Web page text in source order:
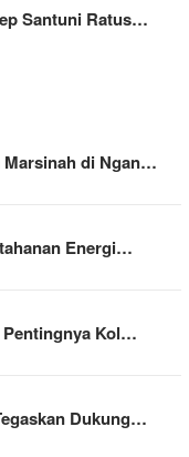
Santuni Ratus…
Marsinah di Ngan…
Energi…
Pentingnya Kol…
Dukung…